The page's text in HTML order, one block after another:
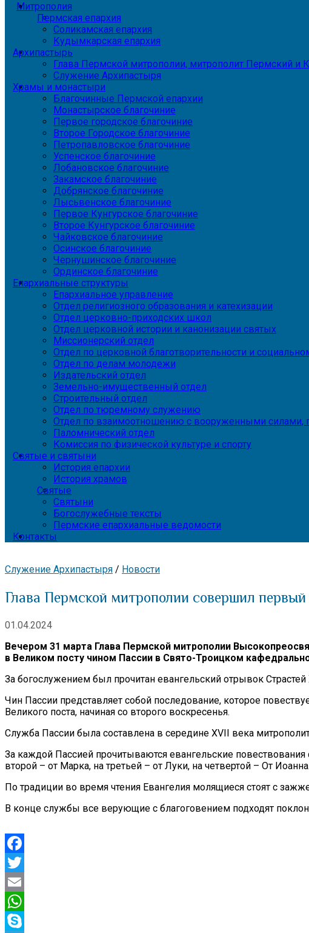
Митрополия
Пермская епархия
Соликамская епархия
Кудымкарская епархия
Архипастырь
Глава Пермской митрополии, митрополит Пермский и
Служение Архипастыря
Храмы и монастыри
Благочинные Пермской епархии
Монастырское благочиние
Первое городское благочиние
Второе Городское благочиние
Петропавловское благочиние
Успенское благочиние
Лобановское благочиние
Закамское благочиние
Добрянское благочиние
Лысьвенское благочиние
Первое Кунгурское благочиние
Второе Кунгурское благочиние
Чайковское благочиние
Осинское благочиние
Чернушинское благочиние
Ординское благочиние
Епархиальные структуры
Епархиальное управление
Отдел религиозного образования и катехизации
Отдел церковно-приходских школ
Отдел церковной истории и канонизации святых
Миссионерский отдел
Отдел по церковной благотворительности и
Отдел по делам молодежи
Издательский отдел
Земельно-имущественный отдел
Строительный отдел
Отдел по тюремному служению
Отдел по взаимоотношению с вооруженными силами,
Паломнический отдел
Комиссия по физической культуре и спорту
Святые и святыни
История епархии
История храмов
Святые
Святыни
Богослужебные тексты
Пермские епархиальные ведомости
Контакты
Служение Архипастыря / Новости
Глава Пермской митрополии совершил
01.04.2024
Вечером 31 марта Глава Пермской митрополии
в Великом посту чином Пассии в Свято-Троицком
За богослужением был прочитан евангельский отрывок
Чин Пассии представляет собой последование, которое
Великого поста, начиная со второго воскресенья.
Служба Пассии была составлена в середине XVII века
За каждой Пассией прочитываются евангельские
второй – от Марка, на третьей – от Луки, на четвертой – От Иоанна.
По традиции во время чтения Евангелия молящиеся стоят с
В конце службы все верующие с благоговением подходят
Facebook
Twitter
Email
WhatsApp